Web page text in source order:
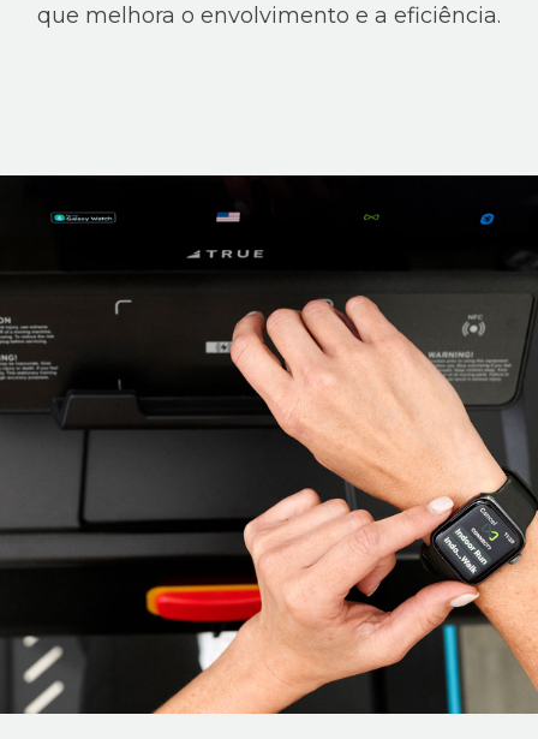
que melhora o envolvimento e a eficiência.